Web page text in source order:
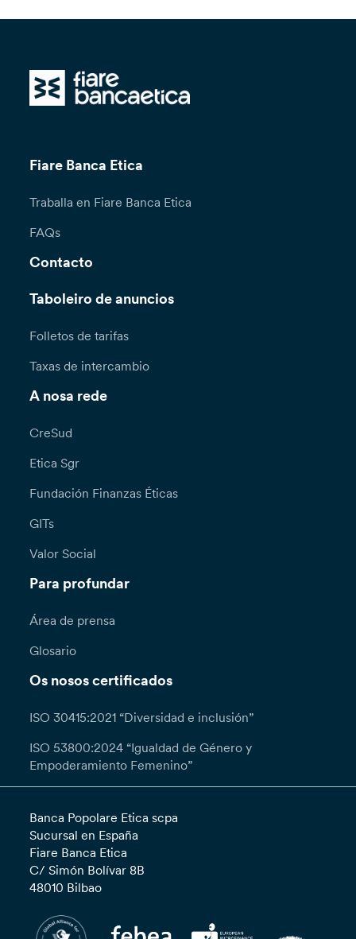
Fiare Banca Etica
Traballa en Fiare Banca Etica
FAQs
Contacto
Taboleiro de anuncios
Folletos de tarifas
Taxas de intercambio
A nosa rede
CreSud
Etica Sgr
Fundación Finanzas Éticas
GITs
Valor Social
Para profundar
Área de prensa
Glosario
Os nosos certificados
ISO 30415:2021 “Diversidad e inclusión”
ISO 53800:2024 “Igualdad de Género y
Empoderamiento Femenino”
Banca Popolare Etica scpa
Sucursal en España
Fiare Banca Etica
C/ Simón Bolívar 8B
48010 Bilbao